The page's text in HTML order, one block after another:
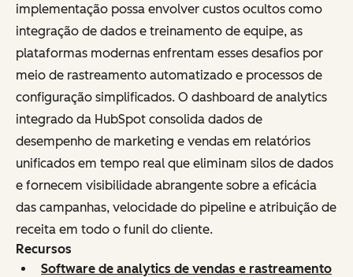
implementação possa envolver custos ocultos como
integração de dados e treinamento de equipe, as
plataformas modernas enfrentam esses desafios por
meio de rastreamento automatizado e processos de
configuração simplificados. O dashboard de analytics
integrado da HubSpot consolida dados de
desempenho de marketing e vendas em relatórios
unificados em tempo real que eliminam silos de dados
e fornecem visibilidade abrangente sobre a eficácia
das campanhas, velocidade do pipeline e atribuição de
receita em todo o funil do cliente.
Recursos
Software de analytics de vendas e rastreamento